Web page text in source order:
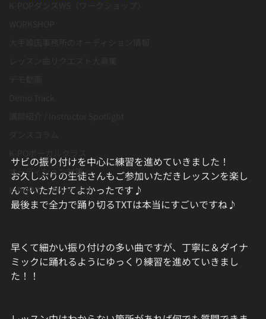
オーディション対策
K-POPボーカルクラス
サビの振り付けを中心に練習を進めていきました！
お久しぶりの生徒さんもご参加いただきレッスンを楽し
んでいただけてよかったです♪
最後まで全力で踊り切るTXTは本当にすごいですね♪
早くて細かい振り付けの多い曲ですが、丁寧に＆ダイナ
ミックに踊れるようにゆっくり練習を進めていきまし
た！！